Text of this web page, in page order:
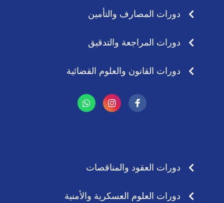
دورات المصارف والتأمين
دورات المراجعة والتدقيق
دورات القانون والعلوم القضائية
I
n
s
a
m
W
h
a
دورات العقود والمناقصات
دورات العلوم العسكرية والأمنية